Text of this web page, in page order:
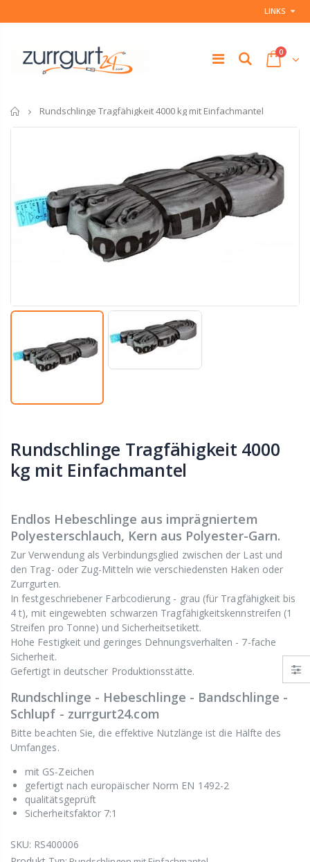
LINKS
0
Startseite
Rundschlinge Tragfähigkeit 4000 kg mit Einfachmantel
Rundschlinge Tragfähigkeit 4000
kg mit Einfachmantel
Endlos Hebeschlinge aus imprägniertem
Polyesterschlauch, Kern aus Polyester-Garn.
Zur Verwendung als Verbindungsglied zwischen der Last und
den Trag- oder Zug-Mitteln wie verschiedensten Haken oder
Zurrgurten.
In festgeschriebener Farbcodierung - grau (für Tragfähigkeit bis
4 t), mit eingewebten schwarzen Tragfähigkeitskennstreifen (1
Streifen pro Tonne) und Sicherheitsetikett.
Hohe Festigkeit und geringes Dehnungsverhalten - 7-fache
Sicherheit.
Gefertigt in deutscher Produktionsstätte.
Rundschlinge - Hebeschlinge - Bandschlinge -
Schlupf - zurrgurt24.com
Bitte beachten Sie, die effektive Nutzlänge ist die Hälfte des
Umfanges.
mit GS-Zeichen
gefertigt nach europäischer Norm EN 1492-2
qualitätsgeprüft
Sicherheitsfaktor 7:1
SKU: RS400006